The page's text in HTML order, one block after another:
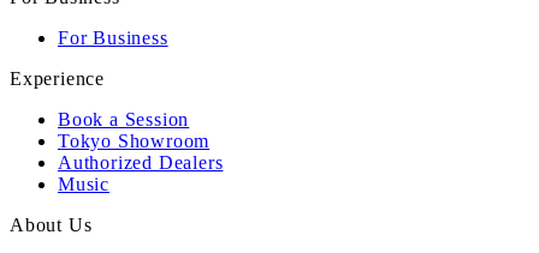
For Business
Experience
Book a Session
Tokyo Showroom
Authorized Dealers
Music
About Us